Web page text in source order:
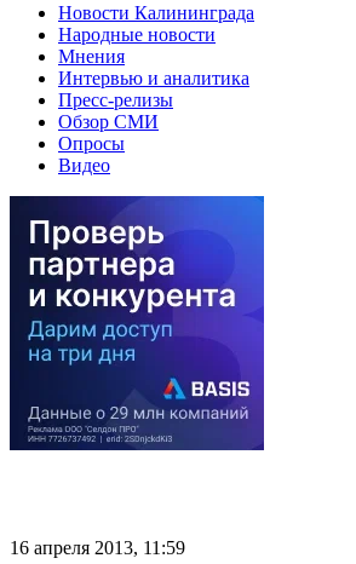
Новости Калининграда
Народные новости
Мнения
Интервью и аналитика
Пресс-релизы
Обзор СМИ
Опросы
Видео
16 апреля 2013, 11:59